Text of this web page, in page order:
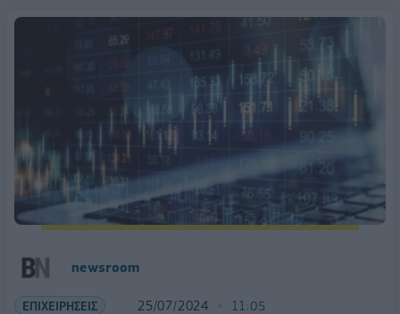
newsroom
ΕΠΙΧΕΙΡΗΣΕΙΣ 25/07/2024 11:05